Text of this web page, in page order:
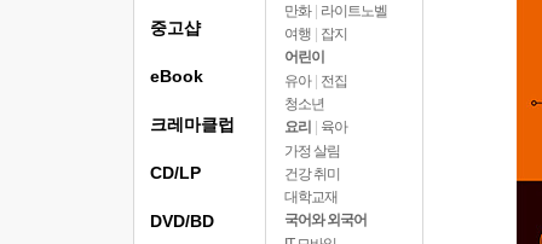
만화 | 라이트노벨
여행
잡지
어린이
유아 | 전집
청소년
요리
육아
가정 살림
건강 취미
대학교재
국어와 외국어
중고샵
eBook
크레마클럽
CD/LP
DVD/BD